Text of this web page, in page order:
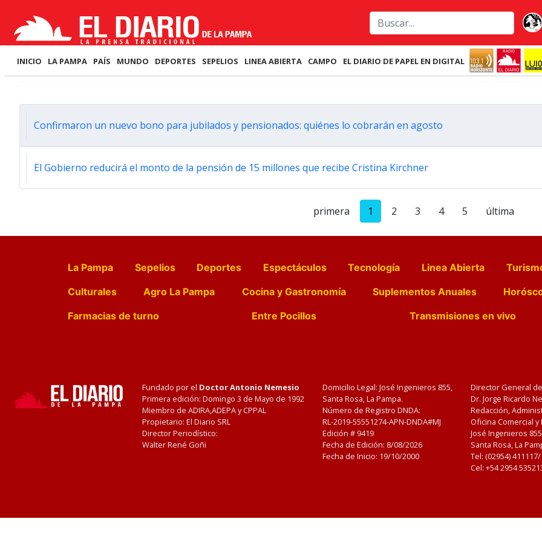
INICIO LA PAMPA PAÍS MUNDO DEPORTES SEPELIOS LINEA ABIERTA CAMPO EL DIARIO DE PAPEL EN DIGITAL
Confirmaron un nuevo bono para jubilados y pensionados: quiénes lo cobrarán en agosto
El Gobierno reducirá el monto de la pensión de 15 millones que recibe Cristina Kirchner
primera 1 2 3 4 5 última
La Pampa Sepelios Deportes Espectáculos Tecnología Linea Abierta
Culturales
Agro La Pampa Cocina y Gastronomía Suplementos Anuales
Farmacias de turno
Entre Pocillos Transmisiones en vivo
Fundado por el Doctor Antonio Nemesio
Primera edición: Domingo 3 de Mayo de 1992
Miembro de ADIRA,ADEPA y CPPAL
Propietario: El Diario SRL
Director Periodístico:
Walter René Goñi
Domicilio Legal: José Ingenieros 855,
Santa Rosa, La Pampa.
Número de Registro DNDA:
RL-2019-55551274-APN-DNDA#MJ
Edición # 9419
Fecha de Edición: 8/08/2026
Fecha de Inicio: 19/10/2000
Director General
Dr. Jorge Ricardo
Redacción,
Oficina Comercial
José Ingenieros
Santa Rosa, La
Tel: (02954)
Cel: +54 2954